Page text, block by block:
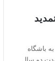
باشگاه